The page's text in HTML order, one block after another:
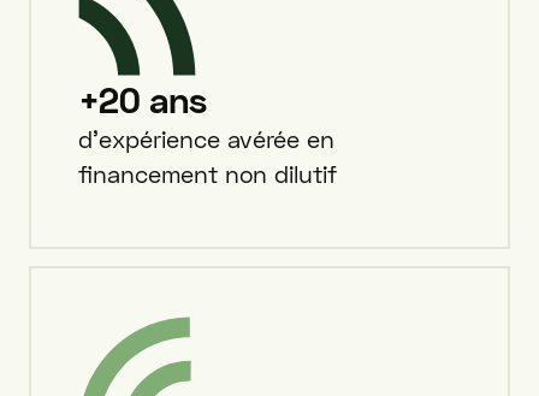
+20 ans
d’expérience avérée en
financement non dilutif